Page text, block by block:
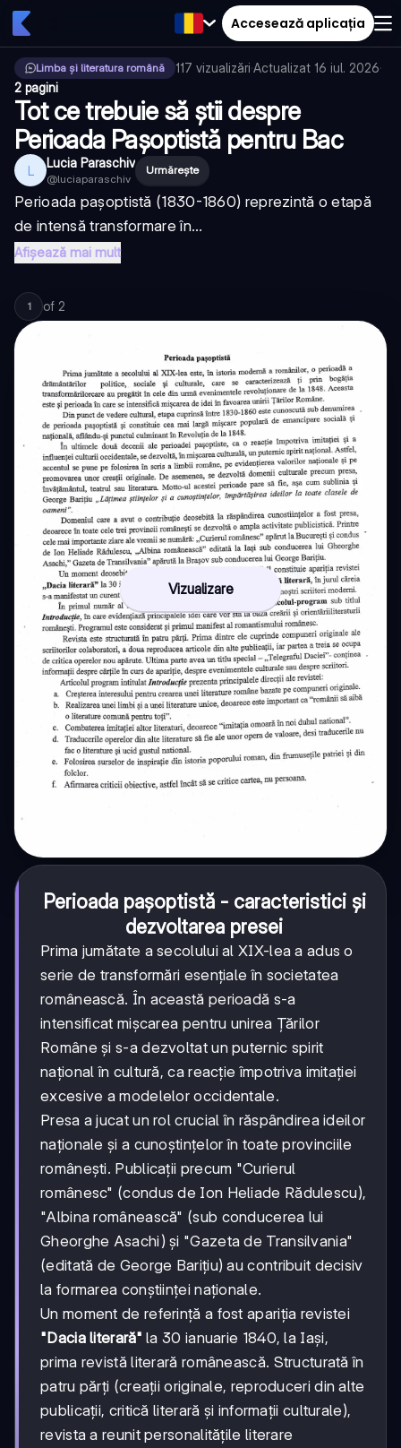
Accesează aplicația
Limba și literatura română 117 vizualizări·Actualizat 16 iul. 2026·
2 pagini
Tot ce trebuie să știi despre
Perioada Pașoptistă pentru Bac
L Lucia Paraschiv
@luciaparaschiv
Urmărește
Perioada pașoptistă (1830-1860) reprezintă o etapă
de intensă transformare în...
Afișează mai mult
1 of 2
Vizualizare
Perioada pașoptistă - caracteristici și
dezvoltarea presei
Prima jumătate a secolului al XIX-lea a adus o
serie de transformări esențiale în societatea
românească. În această perioadă s-a
intensificat mișcarea pentru unirea Țărilor
Române și s-a dezvoltat un puternic spirit
național în cultură, ca reacție împotriva imitației
excesive a modelelor occidentale.
Presa a jucat un rol crucial în răspândirea ideilor
naționale și a cunoștințelor în toate provinciile
românești. Publicații precum "Curierul
românesc" (condus de Ion Heliade Rădulescu),
"Albina românească" (sub conducerea lui
Gheorghe Asachi) și "Gazeta de Transilvania"
(editată de George Barițiu) au contribuit decisiv
la formarea conștiinței naționale.
Un moment de referință a fost apariția revistei
"Dacia literară" la 30 ianuarie 1840, la Iași,
prima revistă literară românească. Structurată în
patru părți (creații originale, reproduceri din alte
publicații, critică literară și informații culturale),
revista a reunit personalitățile literare